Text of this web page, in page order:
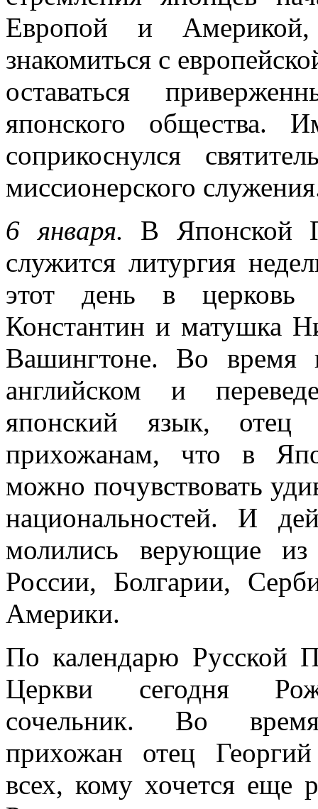
Европой и
знакомиться с
оставаться
японского общества.
соприкоснулся
миссионерского
6 января. В Японской
служится литургия
этот день в церковь
Константин и матушка
Вашингтоне. Во время
английском и
японский язык, отец
прихожанам, что в
можно почувствовать
национальностей. И
молились верующие из
России, Болгарии,
Америки.
По календарю Русской
Церкви сегодня
сочельник. Во
прихожан отец
всех, кому хочется еще